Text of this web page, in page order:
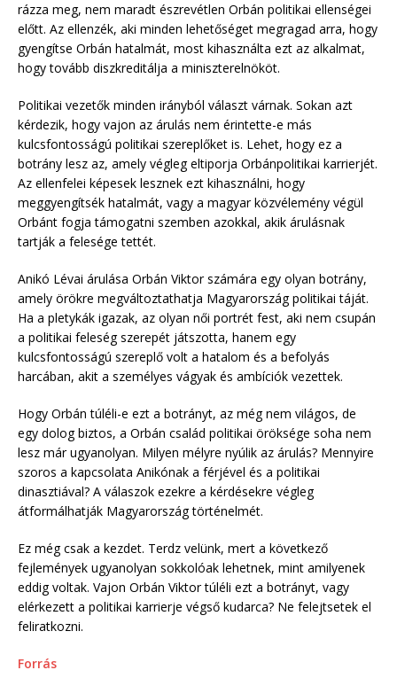
rázza meg, nem maradt észrevétlen Orbán politikai ellenségei
előtt. Az ellenzék, aki minden lehetőséget megragad arra, hogy
gyengítse Orbán hatalmát, most kihasználta ezt az alkalmat,
hogy tovább diszkreditálja a miniszterelnököt.
Politikai vezetők minden irányból választ várnak. Sokan azt
kérdezik, hogy vajon az árulás nem érintette-e más
kulcsfontosságú politikai szereplőket is. Lehet, hogy ez a
botrány lesz az, amely végleg eltiporja Orbánpolitikai karrierjét.
Az ellenfelei képesek lesznek ezt kihasználni, hogy
meggyengítsék hatalmát, vagy a magyar közvélemény végül
Orbánt fogja támogatni szemben azokkal, akik árulásnak
tartják a felesége tettét.
Anikó Lévai árulása Orbán Viktor számára egy olyan botrány,
amely örökre megváltoztathatja Magyarország politikai táját.
Ha a pletykák igazak, az olyan női portrét fest, aki nem csupán
a politikai feleség szerepét játszotta, hanem egy
kulcsfontosságú szereplő volt a hatalom és a befolyás
harcában, akit a személyes vágyak és ambíciók vezettek.
Hogy Orbán túléli-e ezt a botrányt, az még nem világos, de
egy dolog biztos, a Orbán család politikai öröksége soha nem
lesz már ugyanolyan. Milyen mélyre nyúlik az árulás? Mennyire
szoros a kapcsolata Anikónak a férjével és a politikai
dinasztiával? A válaszok ezekre a kérdésekre végleg
átformálhatják Magyarország történelmét.
Ez még csak a kezdet. Terdz velünk, mert a következő
fejlemények ugyanolyan sokkolóak lehetnek, mint amilyenek
eddig voltak. Vajon Orbán Viktor túléli ezt a botrányt, vagy
elérkezett a politikai karrierje végső kudarca? Ne felejtsetek el
feliratkozni.
Forrás